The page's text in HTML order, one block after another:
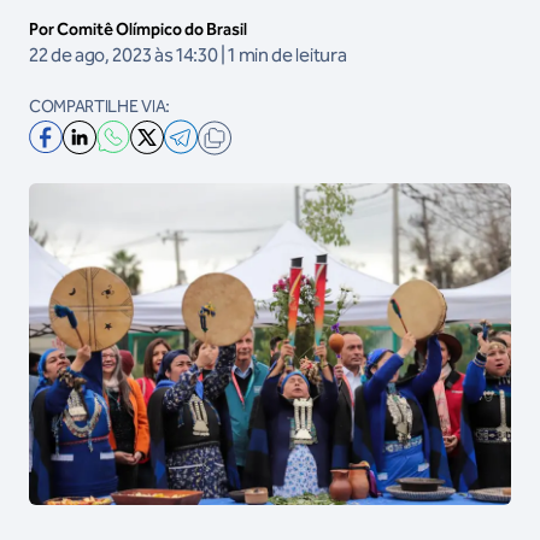
Por Comitê Olímpico do Brasil
22 de ago, 2023 às 14:30 | 1 min de leitura
COMPARTILHE VIA: